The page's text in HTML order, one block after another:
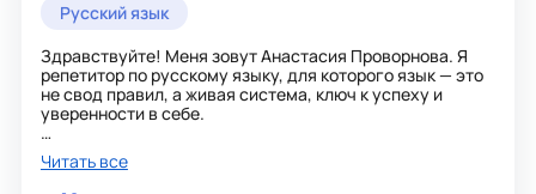
Русский язык
Здравствуйте! Меня зовут Анастасия Проворнова. Я
репетитор по русскому языку, для которого язык — это
не свод правил, а живая система, ключ к успеху и
уверенности в себе.
Моя специализация:
1-4 классы: Интересная и понятная подача основ
Читать все